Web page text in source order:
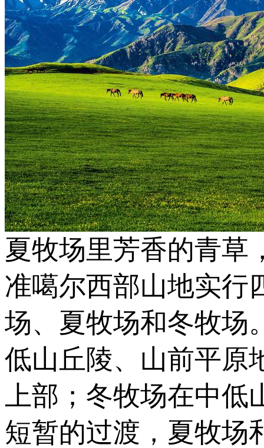
夏牧场里芳香的青草
准噶尔西部山地实行
场、夏牧场和冬牧场
低山丘陵、山前平原
上部；冬牧场在中
短暂的过渡，夏牧场